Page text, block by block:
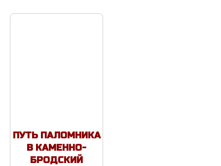
ПУТЬ ПАЛОМНИКА
В КАМЕННО-
БРОДСКИЙ